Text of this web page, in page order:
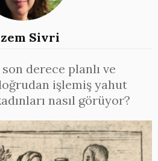
Sivri
derece planlı ve
işlemiş yahut
nasıl görüyor?